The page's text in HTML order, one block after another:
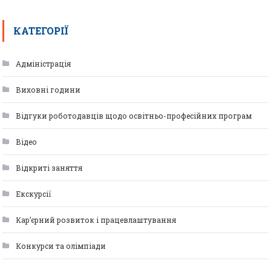
КАТЕГОРІЇ
Адміністрація
Виховні години
Відгуки роботодавців щодо освітньо-професійних програм
Відео
Відкриті заняття
Екскурсії
Кар’єрний розвиток і працевлаштування
Конкурси та олімпіади